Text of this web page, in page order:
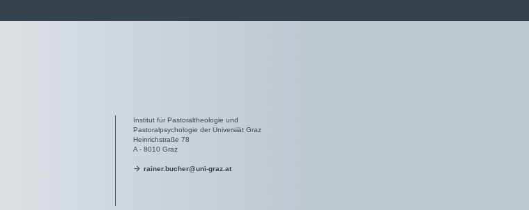
Institut für Pastoraltheologie und
Pastoralpsychologie der Universiät Graz
Heinrichstraße 78
A - 8010 Graz
rainer.bucher@uni-graz.at